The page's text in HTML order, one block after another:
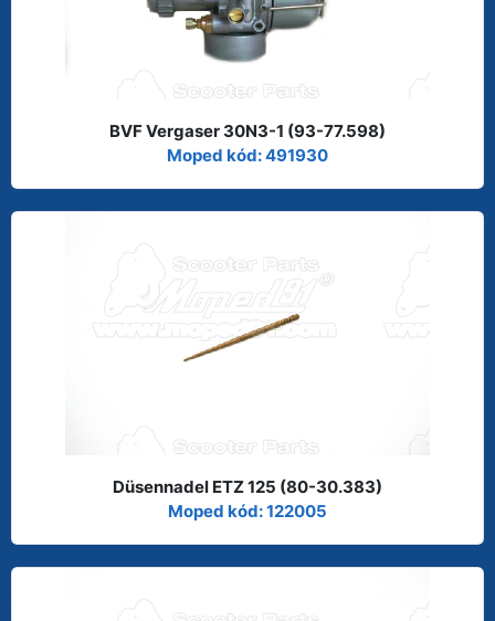
BVF Vergaser 30N3-1 (93-77.598)
Moped kód: 491930
Düsennadel ETZ 125 (80-30.383)
Moped kód: 122005